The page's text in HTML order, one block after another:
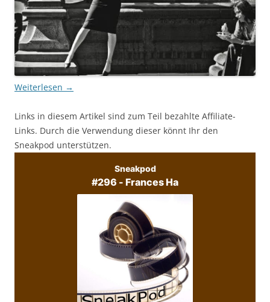
Weiterlesen →
Links in diesem Artikel sind zum Teil bezahlte Affiliate-
Links. Durch die Verwendung dieser könnt Ihr den
Sneakpod unterstützen.